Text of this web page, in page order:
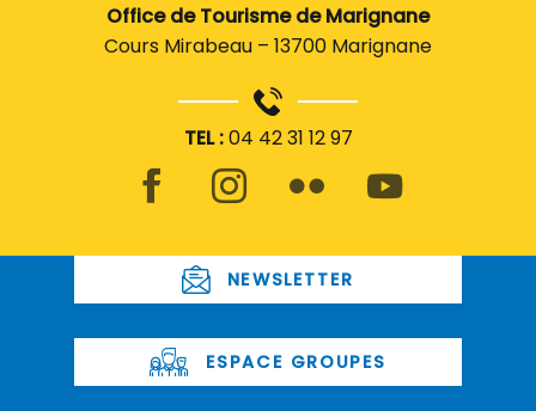
Office de Tourisme de Marignane
Cours Mirabeau – 13700 Marignane
TEL :04 42 31 12 97
NEWSLETTER
ESPACE GROUPES